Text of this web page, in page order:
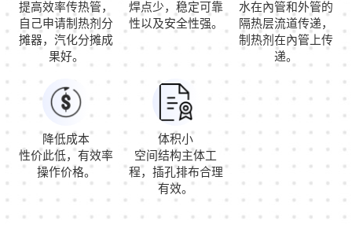
提高效率传热管，
自己申请制热剂分
摊器，汽化分摊成
果好。
焊点少，稳定可靠
性以及安全性强。
水在內管和外管的
隔热层流道传递，
制热剂在內管上传
递。
降低成本
性价此低，有效率
操作价格。
体积小
空间结构主体工
程，插孔排布合理
有效。